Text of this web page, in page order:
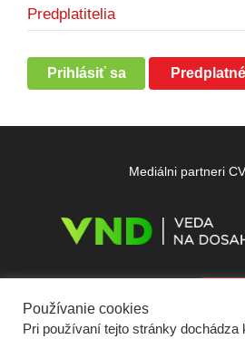
Predplatitelia
Prihlásiť sa Predplatné
Mediálni partneri
Používanie cookies
Pri používaní tejto stránky dochádza